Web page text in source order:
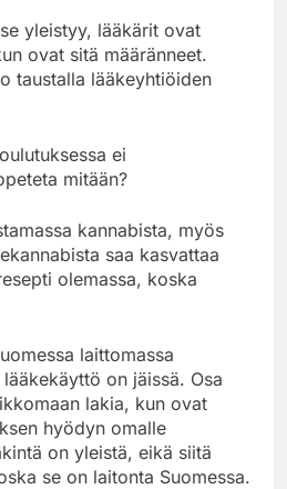
yleistyy, lääkärit ovat
ovat sitä määränneet.
taustalla lääkeyhtiöiden
ei
mitään?
kannabista, myös
saa kasvattaa
olemassa, koska
laittomassa
on jäissä. Osa
lakia, kun ovat
hyödyn omalle
on yleistä, eikä siitä
se on laitonta Suomessa.